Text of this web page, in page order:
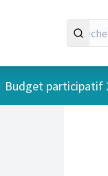
Budget participatif